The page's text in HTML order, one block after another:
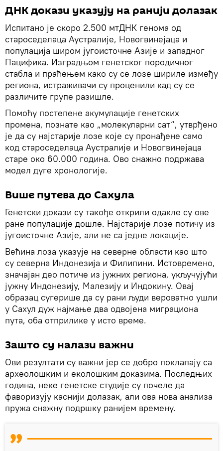
ДНК докази указују на ранији долазак
Испитано је скоро 2.500 мтДНК генома од
староседелаца Аустралије, Новогвинејаца и
популација широм југоисточне Азије и западног
Пацифика. Изградњом генетског породичног
стабла и праћењем како су се лозе шириле између
региона, истраживачи су проценили кад су се
различите групе разишле.
Помоћу постепене акумулације генетских
промена, познате као „молекуларни сат“, утврђено
је да су најстарије лозе које су пронађене само
код староседелаца Аустралије и Новогвинејаца
старе око 60.000 година. Ово снажно подржава
модел дуге хронологије.
Више путева до Сахула
Генетски докази су такође открили одакле су ове
ране популације дошле. Најстарије лозе потичу из
југоисточне Азије, али не са једне локације.
Већина лоза указује на северне области као што
су северна Индонезија и Филипини. Истовремено,
значајан део потиче из јужних региона, укључујући
јужну Индонезију, Малезију и Индокину. Овај
образац сугерише да су рани људи вероватно ушли
у Сахул дуж најмање два одвојена миграциона
пута, оба отприлике у исто време.
Зашто су налази важни
Ови резултати су важни јер се добро поклапају са
археолошким и еколошким доказима. Последњих
година, неке генетске студије су почеле да
фаворизују каснији долазак, али ова нова анализа
пружа снажну подршку ранијем времену.